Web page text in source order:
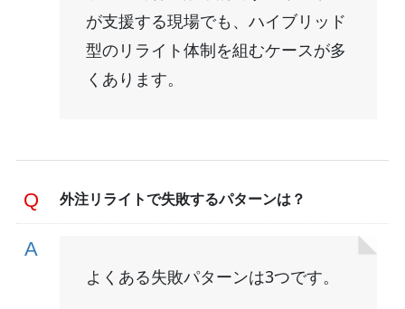
が支援する現場でも、ハイブリッド
型のリライト体制を組むケースが多
くあります。
外注リライトで失敗するパターンは？
よくある失敗パターンは3つです。